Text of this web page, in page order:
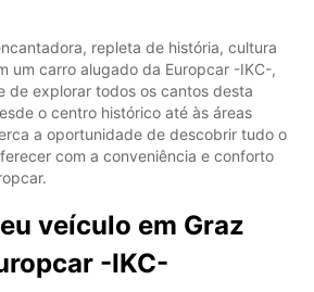
repleta de história, cultura
um carro alugado da Europcar -IKC-,
de explorar todos os cantos desta
o centro histórico até às áreas
a oportunidade de descobrir tudo o
com a conveniência e conforto
veículo em Graz
-IKC-